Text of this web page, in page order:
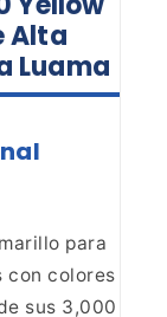
Alta
Luama
para
con colores
sus 3,000